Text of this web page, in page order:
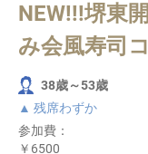
NEW!!!堺
み会風寿司
38歳～53歳
▲ 残席わずか
参加費：
￥6500